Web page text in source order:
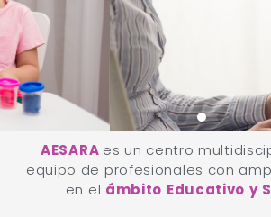
AESARA es un centro
equipo de profesionales con
en el ámbito Educativo y